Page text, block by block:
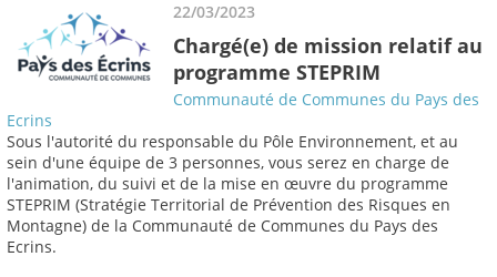
22/03/2023
Chargé(e) de mission relatif au
programme STEPRIM
Communauté de Communes du Pays des
Ecrins
Sous l'autorité du responsable du Pôle Environnement, et au
sein d'une équipe de 3 personnes, vous serez en charge de
l'animation, du suivi et de la mise en œuvre du programme
STEPRIM (Stratégie Territorial de Prévention des Risques en
Montagne) de la Communauté de Communes du Pays des
Ecrins.